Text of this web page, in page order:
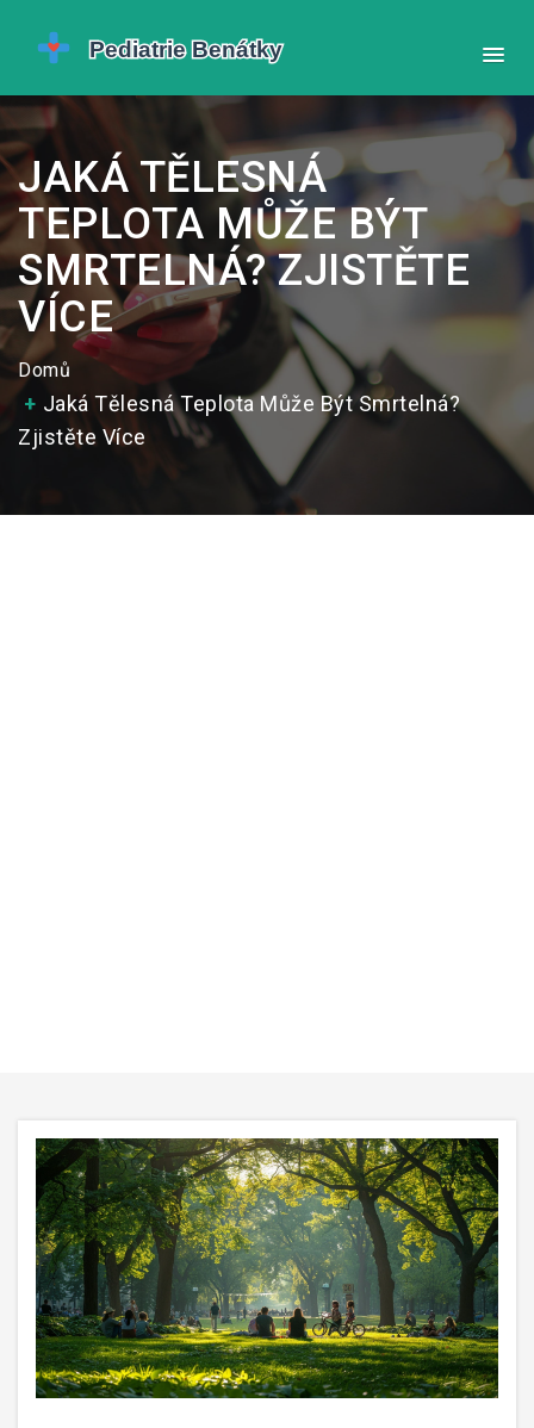
JAKÁ TĚLESNÁ
TEPLOTA MŮŽE BÝT
SMRTELNÁ? ZJISTĚTE
VÍCE
Domů
Jaká Tělesná Teplota Může Být Smrtelná?
Zjistěte Více